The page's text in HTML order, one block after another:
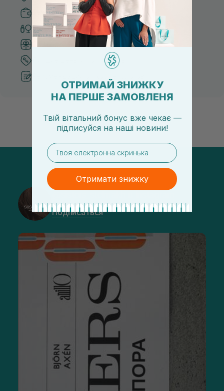
Безопасные способы оплаты
Только оригинальная косметика
Система бонусов и лояльности
Лучшие цены и топ товары
Подписаться
ОТРИМАЙ ЗНИЖКУ
НА ПЕРШЕ ЗАМОВЛЕНЯ
Твій вітальний бонус вже чекає —
підписуйся на наші новини!
email
Отримати знижку